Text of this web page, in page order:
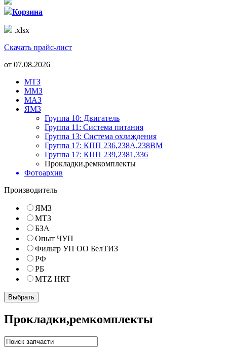
Корзина
.xlsx
Скачать прайс-лист
от 07.08.2026
МТЗ
ММЗ
МАЗ
ЯМЗ
Группа 10: Двигатель
Группа 11: Система питания
Группа 13: Система охлаждения
Группа 17: КПП 236,238А,238ВМ
Группа 17: КПП 239,2381,336
Прокладки,ремкомплекты
Фотоархив
Производитель
ЯМЗ
МТЗ
БЗА
Опыт ЧУП
Фильтр УП ОО БелТИЗ
РФ
РБ
MTZ HRT
Прокладки,ремкомплекты